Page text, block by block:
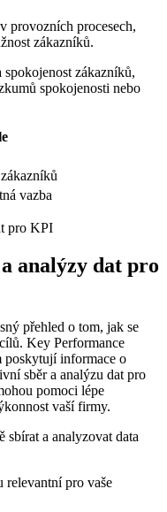
provozních procesech,
zákazníků.
spokojenost zákazníků,
spokojenosti nebo
vazba
analýzy dat pro
přehled o tom, jak se
Key Performance
poskytují informace o
sběr a analýzu dat pro
pomoci lépe
vaší firmy.
a analyzovat data
relevantní pro vaše